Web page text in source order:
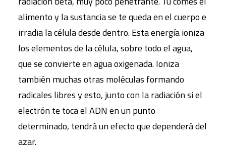
alimento y la sustancia se te queda en el cuerpo e
irradia la célula desde dentro. Esta energía ioniza
los elementos de la célula, sobre todo el agua,
que se convierte en agua oxigenada. Ioniza
también muchas otras moléculas formando
radicales libres y esto, junto con la radiación si el
electrón te toca el ADN en un punto
determinado, tendrá un efecto que dependerá del
azar.